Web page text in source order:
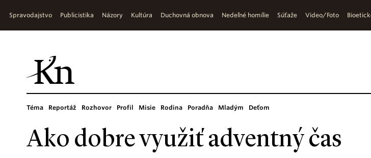
Spravodajstvo Publicistika Názory Kultúra Duchovná obnova Nedeľné homílie Súťaže Video/Foto
Téma Reportáž Rozhovor Profil Misie Rodina Poradňa Mladým Deťom
Ako dobre využiť adventný čas